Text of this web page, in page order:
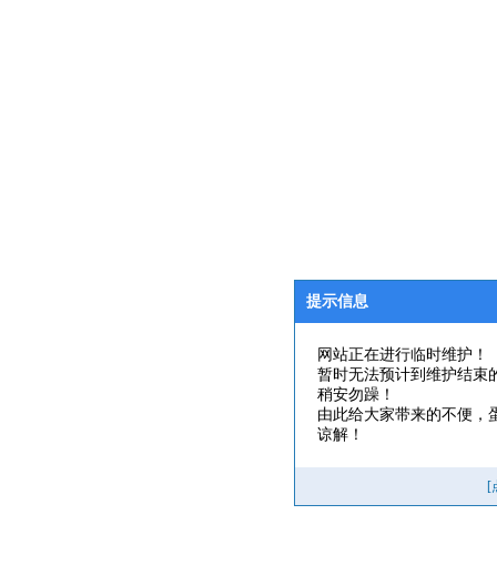
提示信息
网站正在进行临时维护！
暂时无法预计到维护结束
稍安勿躁！
由此给大家带来的不便，
谅解！
[